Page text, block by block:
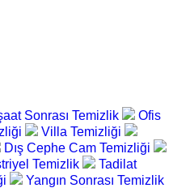
Sonrası Temizlik
Ofis
Villa Temizliği
Dış Cephe Cam Temizliği
Temizlik
Tadilat
Yangın Sonrası Temizlik